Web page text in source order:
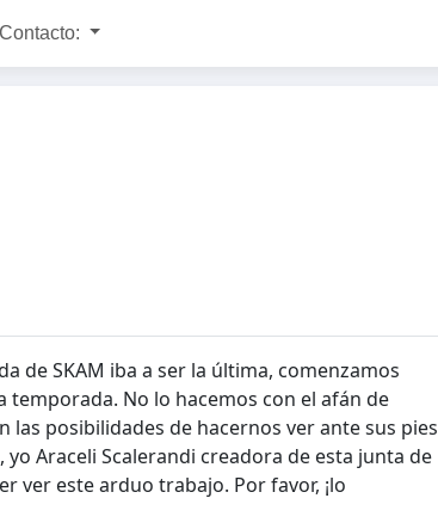
Contacto:
de SKAM iba a ser la última, comenzamos
temporada. No lo hacemos con el afán de
posibilidades de hacernos ver ante sus pies
Araceli Scalerandi creadora de esta junta de
ver este arduo trabajo. Por favor, ¡lo